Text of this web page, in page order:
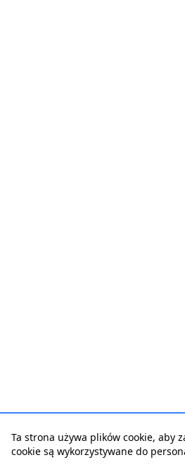
Ta strona używa plików cookie, aby
cookie są wykorzystywane do